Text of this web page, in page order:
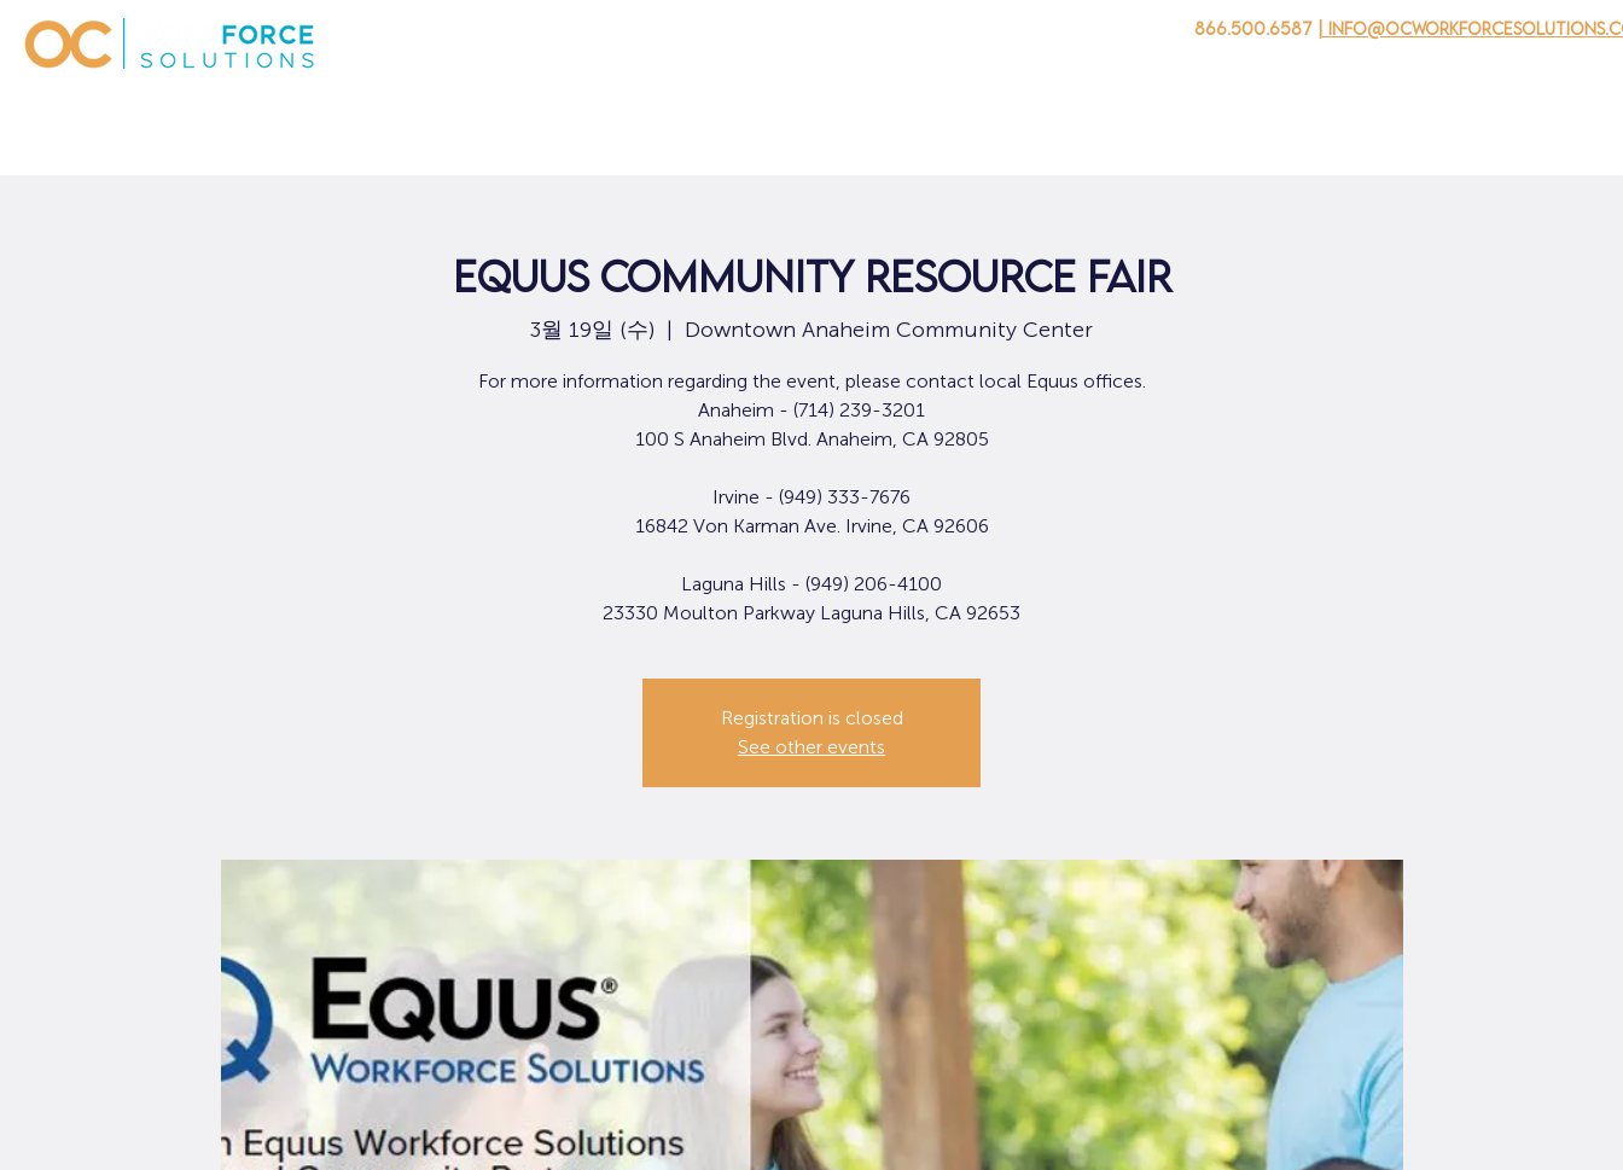
866.500.6587 |
Equus Community Resource Fair
3월 19일 (수)
  |
Downtown Anaheim Community Center
For more information regarding the event, please contact local Equus offices.
Anaheim - (714) 239-3201
100 S Anaheim Blvd. Anaheim, CA 92805
Irvine - (949) 333-7676
16842 Von Karman Ave. Irvine, CA 92606
Laguna Hills - (949) 206-4100
23330 Moulton Parkway Laguna Hills, CA 92653
Registration is closed
See other events